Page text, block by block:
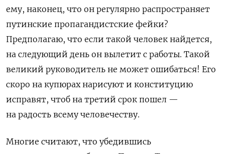
ему, наконец, что он регулярно распространяет
путинские пропагандистские фейки?
Предполагаю, что если такой человек найдется,
на следующий день он вылетит с работы. Такой
великий руководитель не может ошибаться! Его
скоро на купюрах нарисуют и конституцию
исправят, чтоб на третий срок пошел —
на радость всему человечеству.
Многие считают, что убедившись